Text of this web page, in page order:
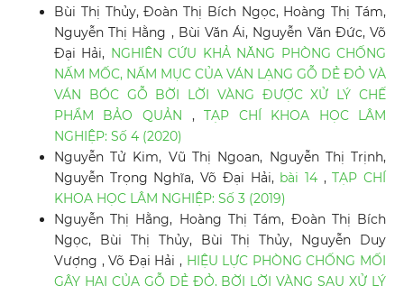
Bùi Thị Thủy, Đoàn Thị Bích Ngọc, Hoàng Thị Tám,
Nguyễn Thị Hằng , Bùi Văn Ái, Nguyễn Văn Đức, Võ
Đại Hải, NGHIÊN CỨU KHẢ NĂNG PHÒNG CHỐNG
NẤM MỐC, NẤM MỤC CỦA VÁN LẠNG GỖ DẺ ĐỎ VÀ
VÁN BÓC GỖ BỜI LỜI VÀNG ĐƯỢC XỬ LÝ CHẾ
PHẨM BẢO QUẢN ,TẠP CHÍ KHOA HỌC LÂM
NGHIỆP: Số 4 (2020)
Nguyễn Tử Kim, Vũ Thị Ngoan, Nguyễn Thị Trịnh,
Nguyễn Trọng Nghĩa, Võ Đại Hải, bài 14 ,TẠP CHÍ
KHOA HỌC LÂM NGHIỆP: Số 3 (2019)
Nguyễn Thị Hằng, Hoàng Thị Tám, Đoàn Thị Bích
Ngọc, Bùi Thị Thủy, Bùi Thị Thủy, Nguyễn Duy
Vượng , Võ Đại Hải , HIỆU LỰC PHÒNG CHỐNG MỐI
GÂY HẠI CỦA GỖ DẺ ĐỎ, BỜI LỜI VÀNG SAU XỬ LÝ